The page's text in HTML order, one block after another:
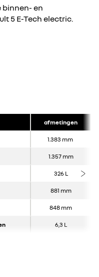
binnen- en
5 E-Tech electric.
afmetingen
1.383 mm
1.357 mm
326 L
881 mm
848 mm
6,3 L